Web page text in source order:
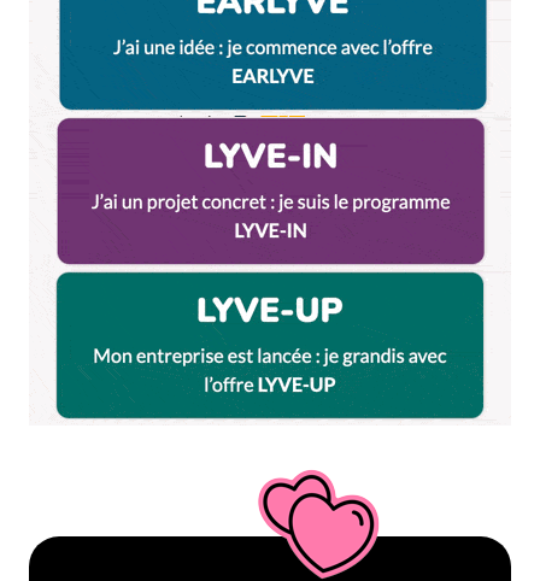
ethnique et éthique : INDIKAT
Répondre
connais bien une !
A part ça, je suis d’accord pour toutes ces bonnes
adresses (les chaussures au bas de mon sapin aussi).
Merci !
Anne-Claire
19 décembre 2013 à 7 h 22 min
Répondre
champs obligatoires sont indiqués avec
Prévenez-moi de tous les nouveaux commentaires